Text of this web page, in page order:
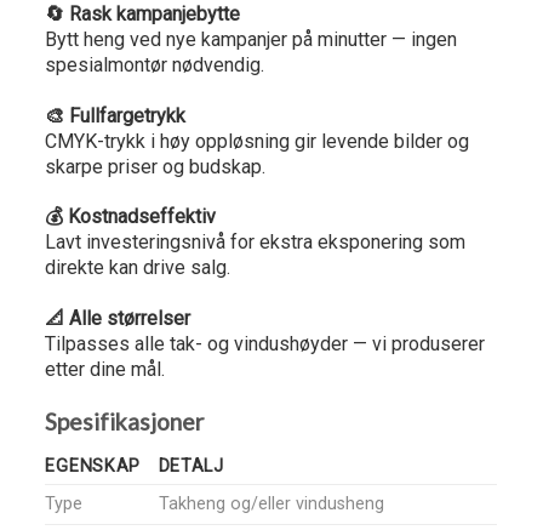
🔄 Rask kampanjebytte
Bytt heng ved nye kampanjer på minutter — ingen
spesialmontør nødvendig.
🎨 Fullfargetrykk
CMYK-trykk i høy oppløsning gir levende bilder og
skarpe priser og budskap.
💰 Kostnadseffektiv
Lavt investeringsnivå for ekstra eksponering som
direkte kan drive salg.
📐 Alle størrelser
Tilpasses alle tak- og vindushøyder — vi produserer
etter dine mål.
Spesifikasjoner
EGENSKAP
DETALJ
Type
Takheng og/eller vindusheng